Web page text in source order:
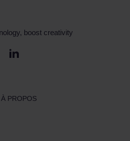
boost creativity
À PROPOS